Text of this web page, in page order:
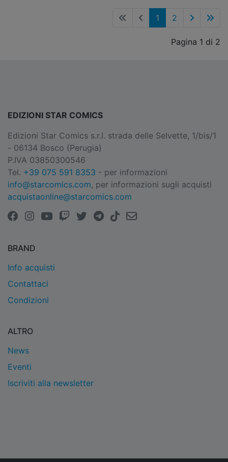
1 2
Pagina 1 di 2
EDIZIONI STAR COMICS
Edizioni Star Comics s.r.l. strada delle Selvette, 1/bis/1
- 06134 Bosco (Perugia)
P.IVA 03850300546
Tel. +39 075 591 8353 - per informazioni
info@starcomics.com, per informazioni sugli acquisti
acquistaonline@starcomics.com
BRAND
Info acquisti
Contattaci
Condizioni
ALTRO
News
Eventi
Iscriviti alla newsletter